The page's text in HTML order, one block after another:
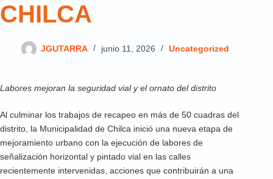
CHILCA
JGUTARRA junio 11, 2026 Uncategorized
Labores mejoran la seguridad vial y el ornato del distrito
Al culminar los trabajos de recapeo en más de 50 cuadras del
distrito, la Municipalidad de Chilca inició una nueva etapa de
mejoramiento urbano con la ejecución de labores de
señalización horizontal y pintado vial en las calles
recientemente intervenidas, acciones que contribuirán a una